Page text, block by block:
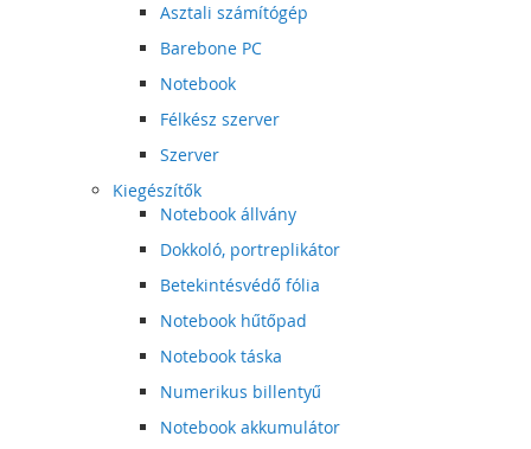
Asztali számítógép
Barebone PC
Notebook
Félkész szerver
Szerver
Kiegészítők
Notebook állvány
Dokkoló, portreplikátor
Betekintésvédő fólia
Notebook hűtőpad
Notebook táska
Numerikus billentyű
Notebook akkumulátor